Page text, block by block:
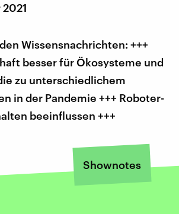
Wissensnachrichten: +++
besser für Ökosysteme und
zu unterschiedlichem
in der Pandemie +++ Roboter-
beeinflussen +++
Shownotes